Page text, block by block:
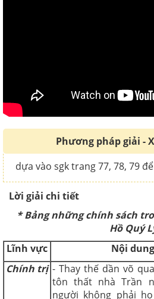
Phương pháp giải -
dựa vào sgk trang 77, 78, 79
Lời giải chi tiết
* Bảng những chính sách
Hồ Quý
Lĩnh vực
Nội
Chính trị - Thay thế dần võ
tôn thất nhà Trần
người không phải